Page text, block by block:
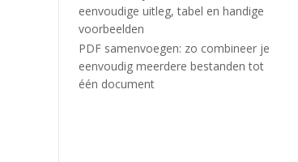
eenvoudige uitleg, tabel en handige
voorbeelden
PDF samenvoegen: zo combineer je
eenvoudig meerdere bestanden tot
één document